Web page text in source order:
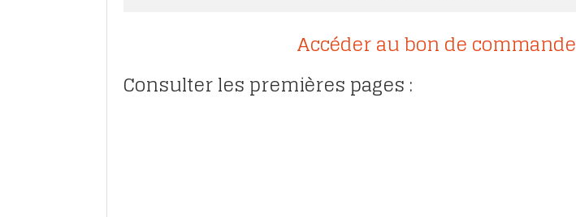
Accéder au bon de commande
Consulter les premières pages :